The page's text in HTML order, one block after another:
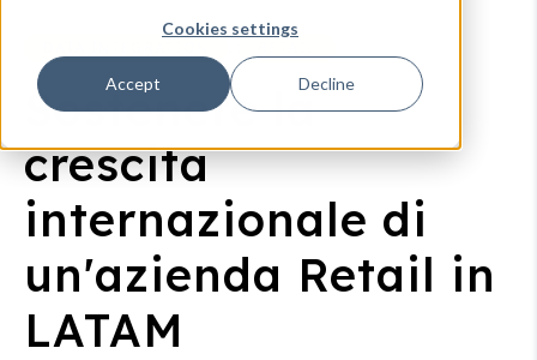
Cookies settings
Accept Decline
Sostenere la
crescita
internazionale di
un'azienda Retail in
LATAM